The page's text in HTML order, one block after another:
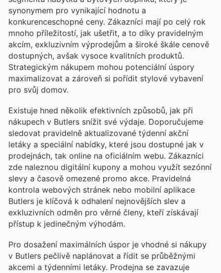
synonymem pro vynikající hodnotu a
konkurenceschopné ceny. Zákazníci mají po celý rok
mnoho příležitostí, jak ušetřit, a to díky pravidelným
akcím, exkluzivním výprodejům a široké škále cenově
dostupných, avšak vysoce kvalitních produktů.
Strategickým nákupem mohou potenciální úspory
maximalizovat a zároveň si pořídit stylové vybavení
pro svůj domov.
Existuje hned několik efektivních způsobů, jak při
nákupech v Butlers snížit své výdaje. Doporučujeme
sledovat pravidelně aktualizované týdenní akční
letáky a speciální nabídky, které jsou dostupné jak v
prodejnách, tak online na oficiálním webu. Zákazníci
zde naleznou digitální kupony a mohou využít sezónní
slevy a časově omezené promo akce. Pravidelná
kontrola webových stránek nebo mobilní aplikace
Butlers je klíčová k odhalení nejnovějších slev a
exkluzivních odměn pro věrné členy, kteří získávají
přístup k jedinečným výhodám.
Pro dosažení maximálních úspor je vhodné si nákupy
v Butlers pečlivě naplánovat a řídit se průběžnými
akcemi a týdenními letáky. Prodejna se zavazuje